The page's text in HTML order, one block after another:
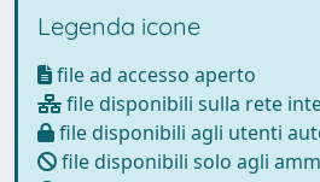
Legenda icone
file ad accesso aperto
file disponibili sulla rete
file disponibili agli utenti
file disponibili solo agli